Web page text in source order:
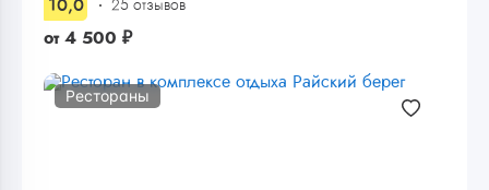
10,0 25 отзывов
от 4 500 ₽
Рестораны